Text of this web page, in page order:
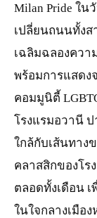
Milan Pride ใ
เปลี่ยนถนนทั้งส
เฉลิมฉลองควา
พร้อมการแสดง
คอมมูนิตี้
โรงแรมอวานี ป
ใกล้กับเส้นทาง
คลาสสิกของโร
ตลอดทั้งเดือน
ในใจกลางเมือ